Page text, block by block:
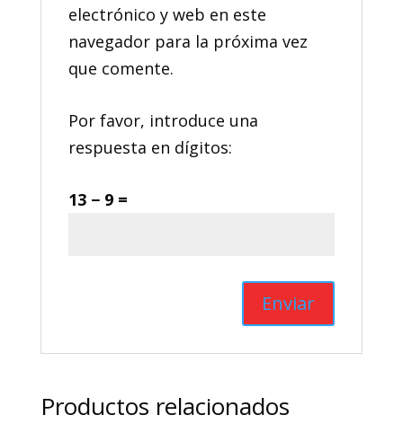
electrónico y web en este
navegador para la próxima vez
que comente.
Por favor, introduce una
respuesta en dígitos:
13 − 9 =
Productos relacionados